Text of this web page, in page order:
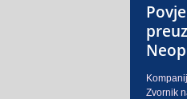
Zvornik